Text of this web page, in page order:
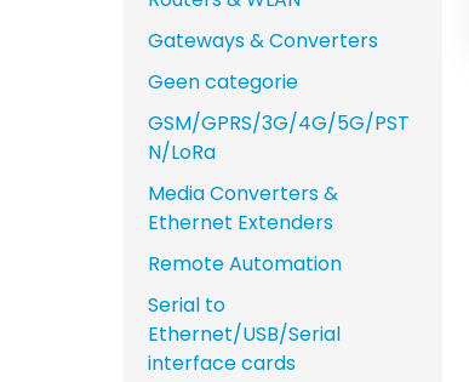
Gateways & Converters
Geen categorie
GSM/GPRS/3G/4G/5G/PST
N/LoRa
Media Converters &
Ethernet Extenders
Remote Automation
Serial to
Ethernet/USB/Serial
interface cards